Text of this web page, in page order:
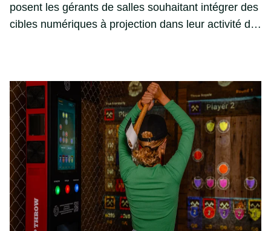
posent les gérants de salles souhaitant intégrer des
cibles numériques à projection dans leur activité de
obscurité totale n’est pas nécessaire.